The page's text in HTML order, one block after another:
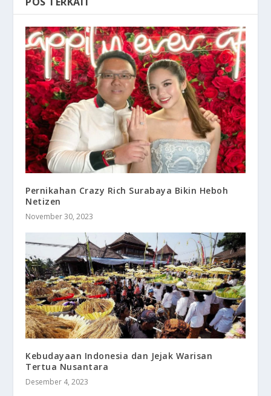
Pernikahan Crazy Rich Surabaya Bikin Heboh
Netizen
November 30, 2023
Kebudayaan Indonesia dan Jejak Warisan
Tertua Nusantara
Desember 4, 2023